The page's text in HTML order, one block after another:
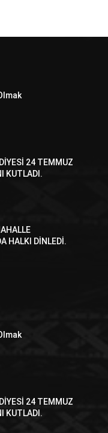
24 TEMMUZ
KUTLADI.
HALKI DİNLEDİ.
24 TEMMUZ
KUTLADI.